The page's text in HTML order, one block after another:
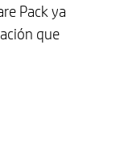
Pack ya
que